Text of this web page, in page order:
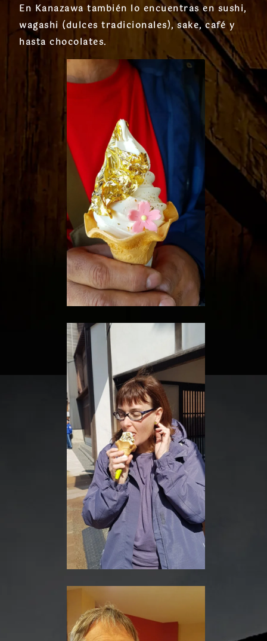
En Kanazawa también lo encuentras en sushi,
wagashi (dulces tradicionales), sake, café y
hasta chocolates.